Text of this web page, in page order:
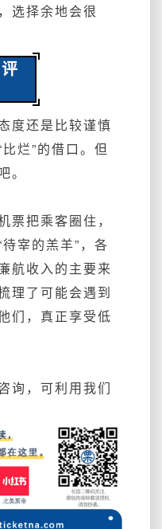
选择余地会很
度还是比较谨慎
烂”的借口。但
。
票把乘客圈住，
宰的羔羊”，各
航收入的主要来
理了可能会遇到
们，真正享受低
询，可利用我们